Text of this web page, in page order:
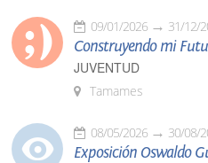
09/01/2026 31/12/
Construyendo mi
JUVENTUD
Tamames
08/05/2026 30/08/
Exposición Oswaldo